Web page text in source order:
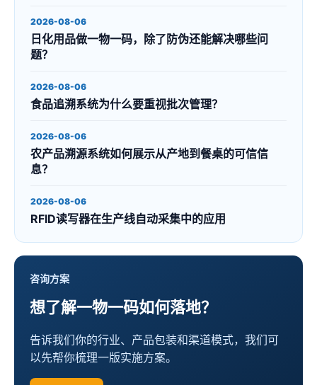
2026-08-06
日化用品做一物一码，除了防伪还能解决哪些问
题？
2026-08-06
食品追溯系统为什么要重视批次管理？
2026-08-06
农产品溯源系统如何展示从产地到餐桌的可信信
息？
2026-08-06
RFID读写器在生产线自动采集中的应用
咨询方案
想了解一物一码如何落地？
告诉我们你的行业、产品包装和渠道模式，我们可
以先帮你梳理一版实施方案。